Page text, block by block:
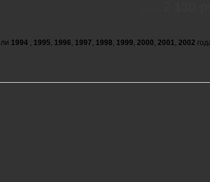
1994 , 1995, 1996, 1997, 1998, 1999, 2000, 2001, 2002